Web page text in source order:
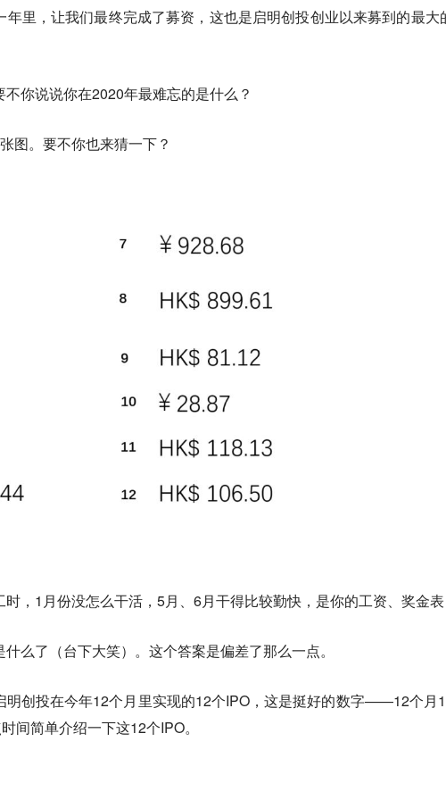
年里，让我们最终完成了募资，这也是启明创投创业以来募到的最大
你说说你在2020年最难忘的是什么？
图。要不你也来猜一下？
，1月份没怎么干活，5月、6月干得比较勤快，是你的工资、奖金
么了（台下大笑）。这个答案是偏差了那么一点。
明创投在今年12个月里实现的12个IPO，这是挺好的数字——12个月
间简单介绍一下这12个IPO。